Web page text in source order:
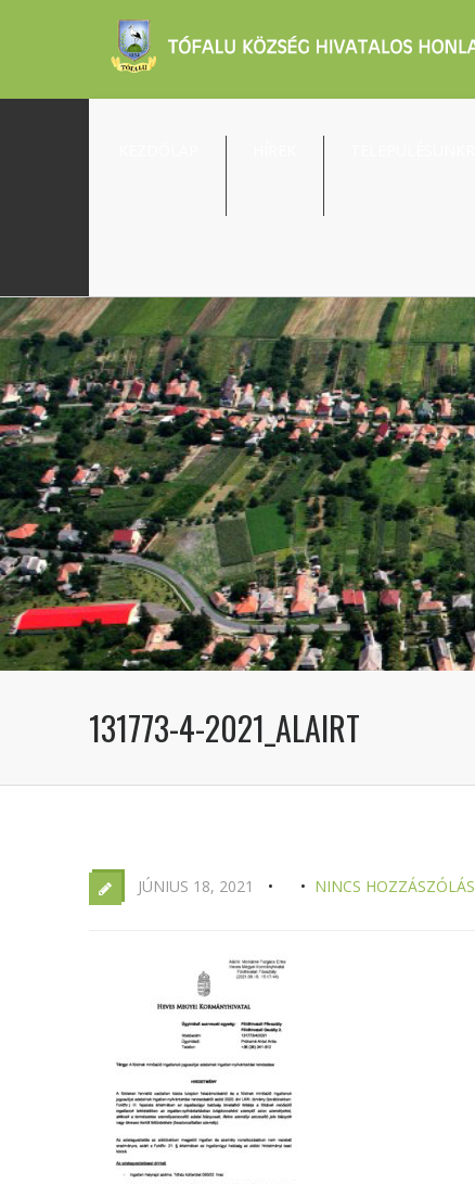
131773-4-2021_ALAIRT
JÚNIUS 18, 2021 NINCS HOZZÁSZÓLÁS